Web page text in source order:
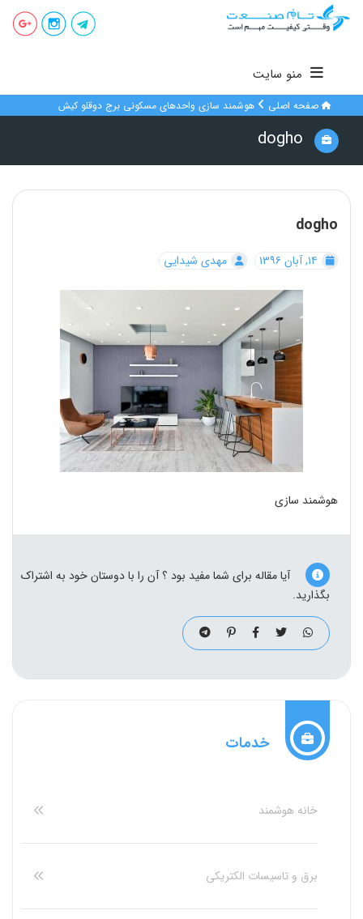
منو سایت
صفحه اصلی هوشمند سازی واحدهای مسکونی برج دوقلو کیش
dogho
dogho
مهدی شیدایی
هوشمند سازی
آیا مقاله برای شما مفید بود ؟ آن را با دوستان خود به اشتراک
بگذارید.
خدمات
خانه هوشمند
برق و تاسیسات الکتریکی